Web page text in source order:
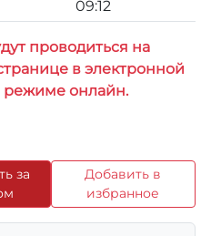
09:12
проводиться на
в электронной
онлайн.
за
Добавить в
избранное